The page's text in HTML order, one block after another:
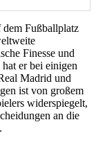
Fußballplatz
Finesse und
er bei einigen
Madrid und
ist von großem
widerspiegelt,
an die